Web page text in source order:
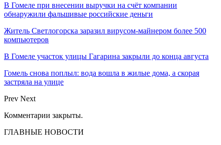
В Гомеле при внесении выручки на счёт компании
обнаружили фальшивые российские деньги
Житель Светлогорска заразил вирусом-майнером более 500
компьютеров
В Гомеле участок улицы Гагарина закрыли до конца августа
Гомель снова поплыл: вода вошла в жилые дома, а скорая
застряла на улице
Prev Next
Комментарии закрыты.
ГЛАВНЫЕ НОВОСТИ